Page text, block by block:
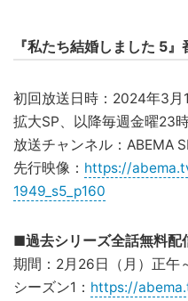
『私たち結婚しました 5』
初回放送日時：2024年3月
拡大SP、以降毎週金曜23
放送チャンネル：ABEMA
先行映像： https://
1949_s5_p160
■過去シリーズ全話無料配
期間：2月26日（月）正午
シーズン1： https://